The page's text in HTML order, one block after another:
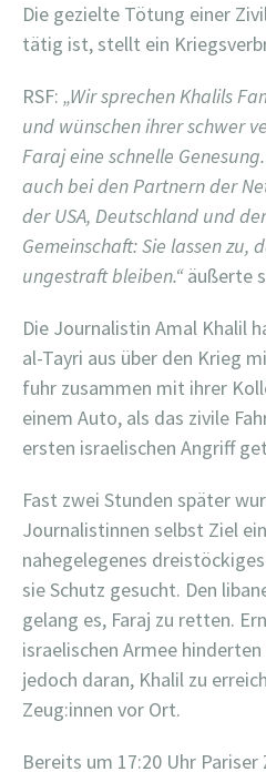
Die gezielte Tötung einer
tätig ist, stellt ein
RSF: „Wir sprechen Khalils
und wünschen ihrer schwer
Faraj eine schnelle
auch bei den Partnern der
der USA, Deutschland und
Gemeinschaft: Sie lassen zu,
ungestraft bleiben.“äußerte
Die Journalistin Amal Khalil
al-Tayri aus über den Krieg
fuhr zusammen mit ihrer
einem Auto, als das zivile
ersten israelischen Angriff
Fast zwei Stunden später
Journalistinnen selbst Ziel
nahegelegenes
sie Schutz gesucht. Den
gelang es, Faraj zu retten.
israelischen Armee
jedoch daran, Khalil zu
Zeug:innen vor Ort.
Bereits um 17:20 Uhr